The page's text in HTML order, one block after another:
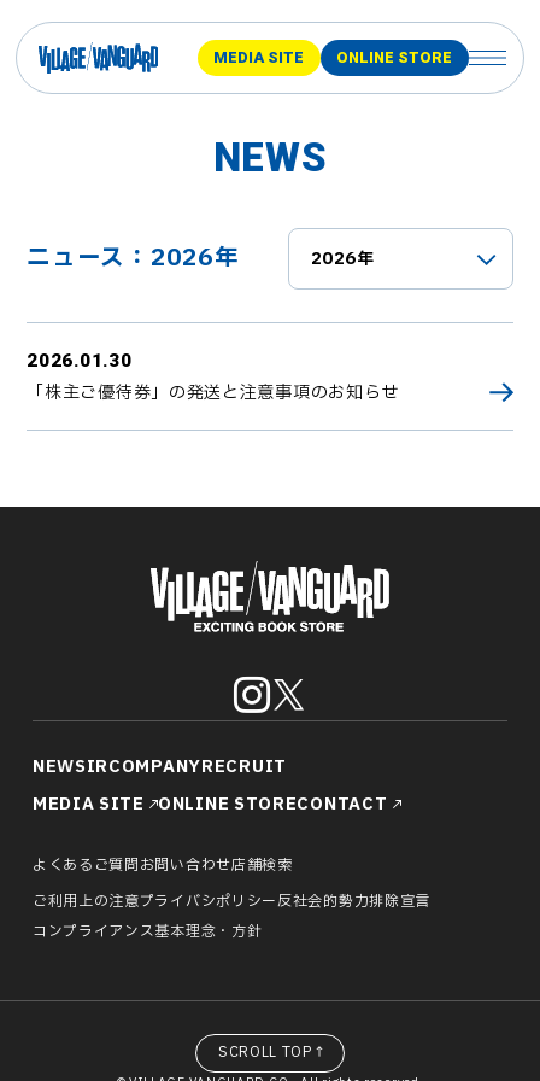
MEDIA SITE ONLINE STORE
NEWS
ニュース：2026年
2026.01.30
「株主ご優待券」の発送と注意事項のお知らせ
NEWSIRCOMPANYRECRUIT
MEDIA SITE
ONLINE STORECONTACT
よくあるご質問お問い合わせ店舗検索
ご利用上の注意プライバシポリシー反社会的勢力排除宣言
コンプライアンス基本理念・方針
SCROLL TOP↑